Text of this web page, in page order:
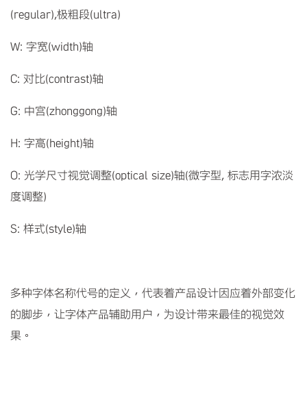
(regular),极粗段(ultra)
W: 字宽(width)轴
C: 对比(contrast)轴
G: 中宫(zhonggong)轴
H: 字高(height)轴
O: 光学尺寸视觉调整(optical size)轴(微字型, 标志用字浓淡
度调整)
S: 样式(style)轴
多种字体名称代号的定义，代表着产品设计因应着外部变化
的脚步，让字体产品辅助用户，为设计带来最佳的视觉效
果。